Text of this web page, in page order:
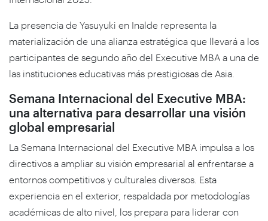
La presencia de Yasuyuki en Inalde representa la
materialización de una alianza estratégica que llevará a los
participantes de segundo año del Executive MBA a una de
las instituciones educativas más prestigiosas de Asia.
Semana Internacional del Executive MBA:
una alternativa para desarrollar una visión
global empresarial
La Semana Internacional del Executive MBA impulsa a los
directivos a ampliar su visión empresarial al enfrentarse a
entornos competitivos y culturales diversos. Esta
experiencia en el exterior, respaldada por metodologías
académicas de alto nivel, los prepara para liderar con